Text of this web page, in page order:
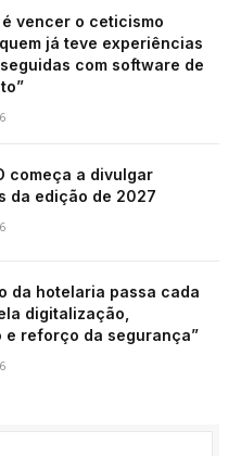
é vencer o ceticismo
já teve experiências
com software de
começa a divulgar
da edição de 2027
da hotelaria passa cada
digitalização,
e reforço da segurança”